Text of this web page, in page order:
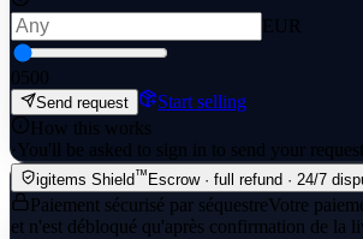
EUR
0500
Send request
Start selling
How this works
·You'll be asked to sign in to send your request.
igitems Shield™ Escrow · full refund · 24/7
Paiement sécurisé par séquestreVotre
et n'est débloqué qu'après confirmation de la